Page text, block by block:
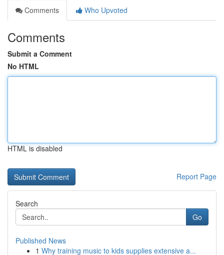
Comments
Who Upvoted
Comments
Submit a Comment
No HTML
HTML is disabled
Report Page
Search
Go
Published News
1 Why training music to kids supplies extensive a...